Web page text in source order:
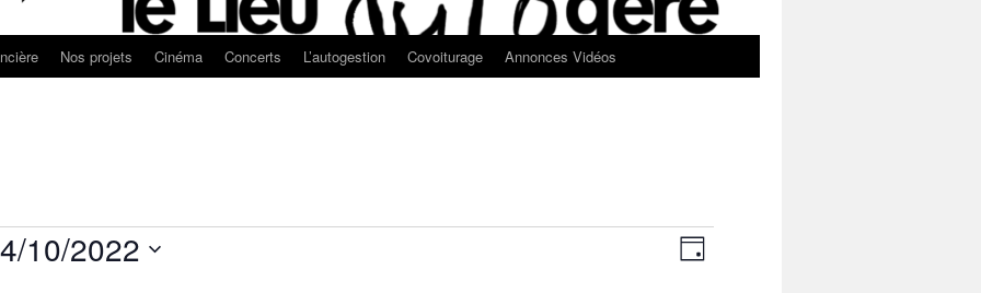
Nos projets Cinéma Concerts L’autogestion Covoiturage Annonces Vidéos
Navigation
par
Navigation
de
Jour
10/2022